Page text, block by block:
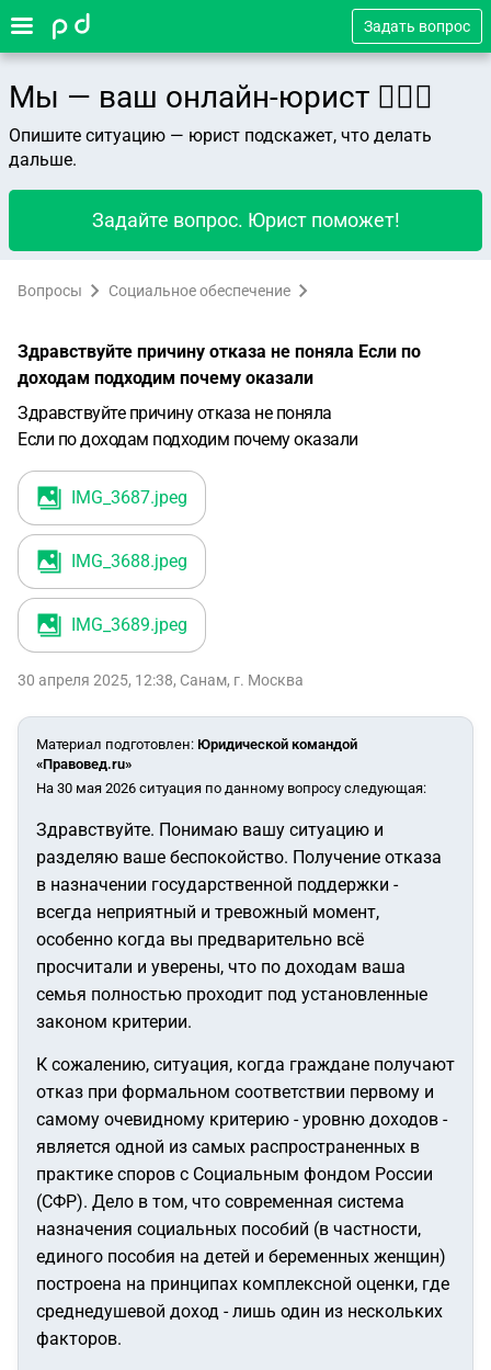
Задать вопрос
Мы — ваш онлайн-юрист 👨🏻‍⚖️
Опишите ситуацию — юрист подскажет, что делать
дальше.
Задайте вопрос. Юрист поможет!
Вопросы Социальное обеспечение
Здравствуйте причину отказа не поняла Если по
доходам подходим почему оказали
Здравствуйте причину отказа не поняла
Если по доходам подходим почему оказали
IMG_3687.jpeg
IMG_3688.jpeg
IMG_3689.jpeg
30 апреля 2025, 12:38, Санам, г. Москва
Материал подготовлен: Юридической командой
«Правовед.ru»
На 30 мая 2026 ситуация по данному вопросу следующая:
Здравствуйте. Понимаю вашу ситуацию и
разделяю ваше беспокойство. Получение отказа
в назначении государственной поддержки -
всегда неприятный и тревожный момент,
особенно когда вы предварительно всё
просчитали и уверены, что по доходам ваша
семья полностью проходит под установленные
законом критерии.
К сожалению, ситуация, когда граждане получают
отказ при формальном соответствии первому и
самому очевидному критерию - уровню доходов -
является одной из самых распространенных в
практике споров с Социальным фондом России
(СФР). Дело в том, что современная система
назначения социальных пособий (в частности,
единого пособия на детей и беременных женщин)
построена на принципах комплексной оценки, где
среднедушевой доход - лишь один из нескольких
факторов.